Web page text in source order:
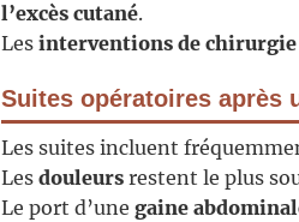
l’excès cutané.
Lesinterventions de
Suites opératoires après
Les suites incluent
Lesdouleurs restent le plus
Le port d’unegaine